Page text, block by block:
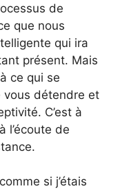
de
que nous
qui ira
présent. Mais
ce qui se
vous détendre et
C’est à
l’écoute de
si j’étais